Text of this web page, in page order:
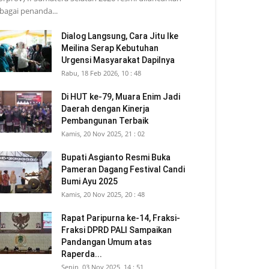
penanda...
Dialog Langsung, Cara Jitu Ike
Meilina Serap Kebutuhan
Urgensi Masyarakat Dapilnya
Rabu, 18 Feb 2026, 10 : 48
Di HUT ke-79, Muara Enim Jadi
Daerah dengan Kinerja
Pembangunan Terbaik
Kamis, 20 Nov 2025, 21 : 02
Bupati Asgianto Resmi Buka
Pameran Dagang Festival Candi
Bumi Ayu 2025
Kamis, 20 Nov 2025, 20 : 48
Rapat Paripurna ke-14, Fraksi-
Fraksi DPRD PALI Sampaikan
Pandangan Umum atas
Raperda...
Senin, 03 Nov 2025, 14 : 51